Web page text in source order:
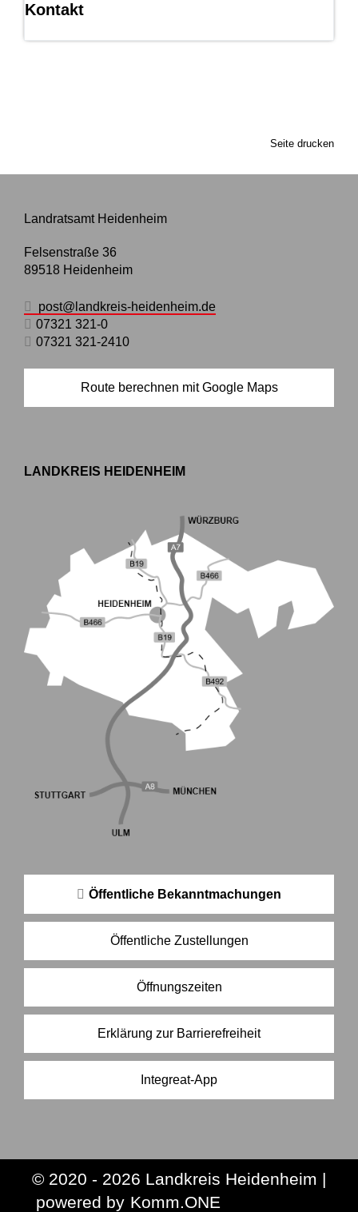
Kontakt
Seite drucken
Landratsamt Heidenheim
Felsenstraße 36
89518 Heidenheim
post@landkreis-heidenheim.de
07321 321-0
07321 321-2410
Route berechnen mit Google Maps
LANDKREIS HEIDENHEIM
Öffentliche Bekanntmachungen
Öffentliche Zustellungen
Öffnungszeiten
Erklärung zur Barrierefreiheit
Integreat-App
© 2020 - 2026 Landkreis Heidenheim |
powered by Komm.ONE